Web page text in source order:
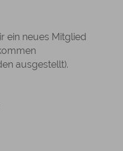
ein neues Mitglied
ausgestellt).